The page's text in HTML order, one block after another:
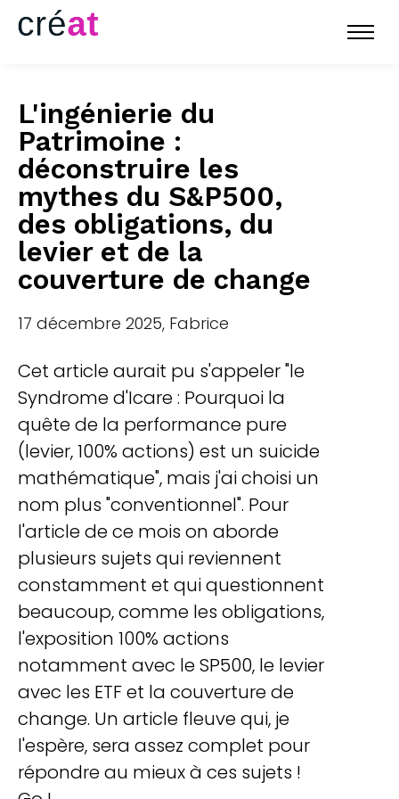
L'ingénierie du
Patrimoine :
déconstruire les
mythes du S&P500,
des obligations, du
levier et de la
couverture de change
17 décembre 2025, Fabrice
Cet article aurait pu s'appeler "le
Syndrome d'Icare : Pourquoi la
quête de la performance pure
(levier, 100% actions) est un suicide
mathématique", mais j'ai choisi un
nom plus "conventionnel". Pour
l'article de ce mois on aborde
plusieurs sujets qui reviennent
constamment et qui questionnent
beaucoup, comme les obligations,
l'exposition 100% actions
notamment avec le SP500, le levier
avec les ETF et la couverture de
change. Un article fleuve qui, je
l'espère, sera assez complet pour
répondre au mieux à ces sujets !